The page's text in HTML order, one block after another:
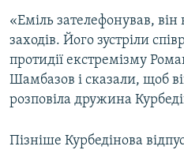
«Еміль зателефонував, він
заходів. Його зустріли
протидії екстремізму
Шамбазов і сказали, щоб
розповіла дружина
Пізніше Курбедінова